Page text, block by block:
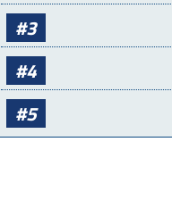
#3
#4
#5